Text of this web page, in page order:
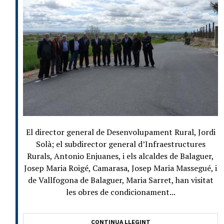
El director general de Desenvolupament Rural, Jordi
Solà; el subdirector general d’Infraestructures
Rurals, Antonio Enjuanes, i els alcaldes de Balaguer,
Josep Maria Roigé, Camarasa, Josep Maria Massegué, i
de Vallfogona de Balaguer, Maria Sarret, han visitat
les obres de condicionament...
CONTINUA LLEGINT